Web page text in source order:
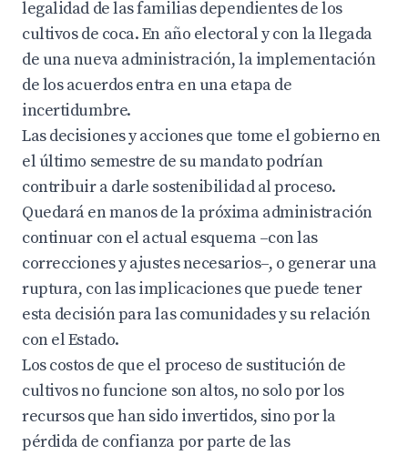
legalidad de las familias dependientes de los
cultivos de coca. En año electoral y con la llegada
de una nueva administración, la implementación
de los acuerdos entra en una etapa de
incertidumbre.
Las decisiones y acciones que tome el gobierno en
el último semestre de su mandato podrían
contribuir a darle sostenibilidad al proceso.
Quedará en manos de la próxima administración
continuar con el actual esquema –con las
correcciones y ajustes necesarios–, o generar una
ruptura, con las implicaciones que puede tener
esta decisión para las comunidades y su relación
con el Estado.
Los costos de que el proceso de sustitución de
cultivos no funcione son altos, no solo por los
recursos que han sido invertidos, sino por la
pérdida de confianza por parte de las